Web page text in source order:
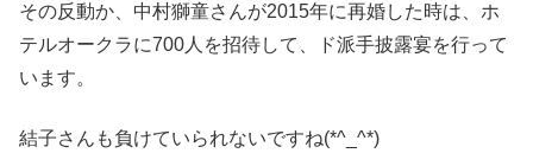
その反動か、中村獅童さんが2015年に再婚した時は、ホ
テルオークラに700人を招待して、ド派手披露宴を行って
います。
結子さんも負けていられないですね(*^_^*)